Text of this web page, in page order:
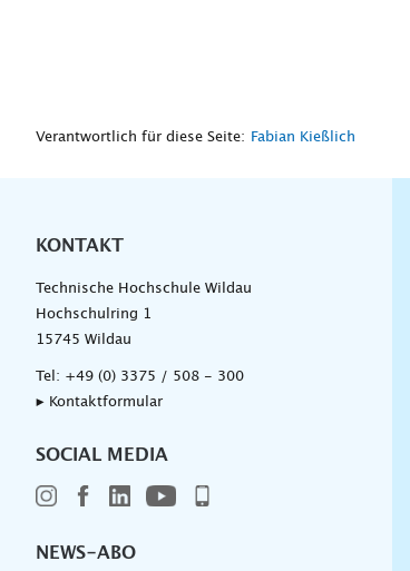
Verantwortlich für diese Seite: Fabian Kießlich
KONTAKT
Technische Hochschule Wildau
Hochschulring 1
15745 Wildau
Tel: +49 (0) 3375 / 508 - 300
▸ Kontaktformular
SOCIAL MEDIA
NEWS-ABO